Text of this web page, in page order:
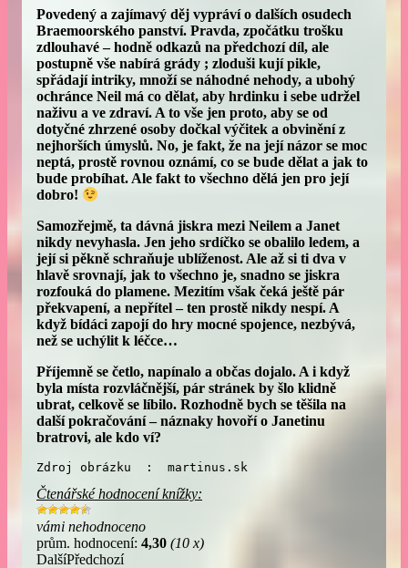
Povedený a zajímavý děj vypráví o dalších osudech
Braemoorského panství. Pravda, zpočátku trošku
zdlouhavé – hodně odkazů na předchozí díl, ale
postupně vše nabírá grády ; zloduši kují pikle,
spřádají intriky, množí se náhodné nehody, a ubohý
ochránce Neil má co dělat, aby hrdinku i sebe udržel
naživu a ve zdraví. A to vše jen proto, aby se od
dotyčné zhrzené osoby dočkal výčitek a obvinění z
nejhorších úmyslů. No, je fakt, že na její názor se moc
neptá, prostě rovnou oznámí, co se bude dělat a jak to
bude probíhat. Ale fakt to všechno dělá jen pro její
dobro!
Samozřejmě, ta dávná jiskra mezi Neilem a Janet
nikdy nevyhasla. Jen jeho srdíčko se obalilo ledem, a
její si pěkně schraňuje ublíženost. Ale až si ti dva v
hlavě srovnají, jak to všechno je, snadno se jiskra
rozfouká do plamene. Mezitím však čeká ještě pár
překvapení, a nepřítel – ten prostě nikdy nespí. A
když bídáci zapojí do hry mocné spojence, nezbývá,
než se uchýlit k léčce…
Příjemně se četlo, napínalo a občas dojalo. A i když
byla místa rozvláčnější, pár stránek by šlo klidně
ubrat, celkově se líbilo. Rozhodně bych se těšila na
další pokračování – náznaky hovoří o Janetinu
bratrovi, ale kdo ví?
Zdroj obrázku  :  martinus.sk
Čtenářské hodnocení knížky:
vámi nehodnoceno
prům. hodnocení: 4,30 (10 x)
DalšíPředchozí